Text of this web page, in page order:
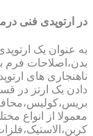
در ارتوپدی فنی
به عنوان یک
بدن،اصلاحات فرم
ناهنجاری های
دادن یک ارتز در
معمولا از انواع